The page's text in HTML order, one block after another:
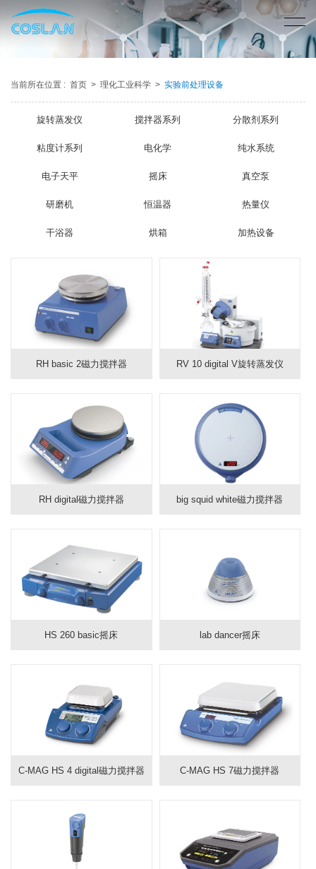
当前所在位置 : 首页 > 理化工业科学 > 实验前处理设备
旋转蒸发仪 搅拌器系列 分散剂系列
粘度计系列 电化学 纯水系统
电子天平 摇床 真空泵
研磨机 恒温器 热量仪
干浴器 烘箱 加热设备
RH basic 2磁力搅拌器 RV 10 digital V旋转蒸发仪
RH digital磁力搅拌器 big squid white磁力搅拌器
HS 260 basic摇床 lab dancer摇床
C-MAG HS 4 digital磁力搅拌器 C-MAG HS 7磁力搅拌器